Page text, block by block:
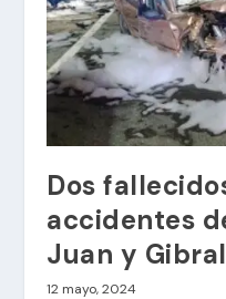
Dos
accidentes
Juan y
12 mayo, 2024